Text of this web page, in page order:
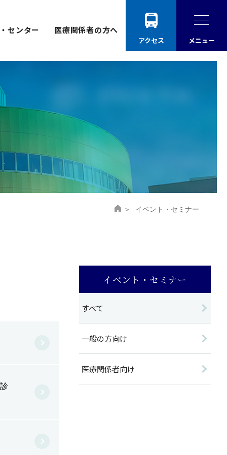
センター 医療関係者の方へ
アクセス メニュー
センター 医療関係者の方へ
イベント・セミナー
イベント・セミナー
すべて
一般の方向け
医療関係者向け